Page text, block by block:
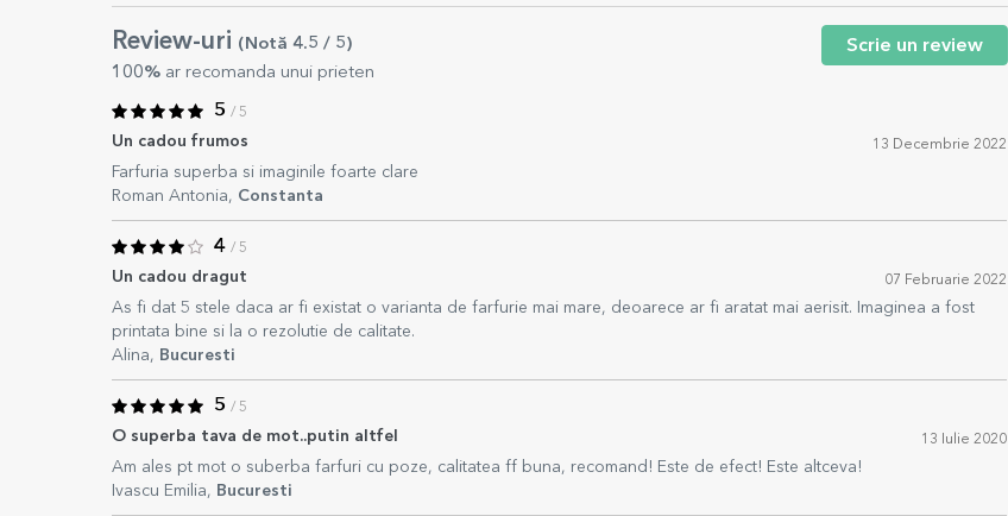
Review-uri (Notă 4.5 / 5)
100% ar recomanda unui prieten
Scrie un review
5 / 5
Un cadou frumos 13 Decembrie 2022
Farfuria superba si imaginile foarte clare
Roman Antonia, Constanta
4 / 5
Un cadou dragut 07 Februarie 2022
As fi dat 5 stele daca ar fi existat o varianta de farfurie mai mare, deoarece ar fi aratat mai aerisit. Imaginea a fost
printata bine si la o rezolutie de calitate.
Alina, Bucuresti
5 / 5
O superba tava de mot..putin altfel 13 Iulie 2020
Am ales pt mot o suberba farfuri cu poze, calitatea ff buna, recomand! Este de efect! Este altceva!
Ivascu Emilia, Bucuresti